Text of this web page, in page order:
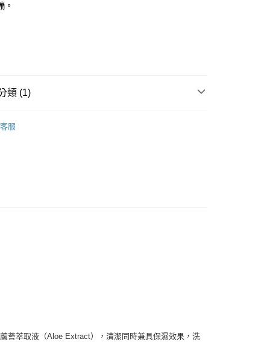
，滿NT$499(含以上)免運費
。
類 (1)
客服
薈萃取液（Aloe Extract），清潔同時兼具保濕效果，洗